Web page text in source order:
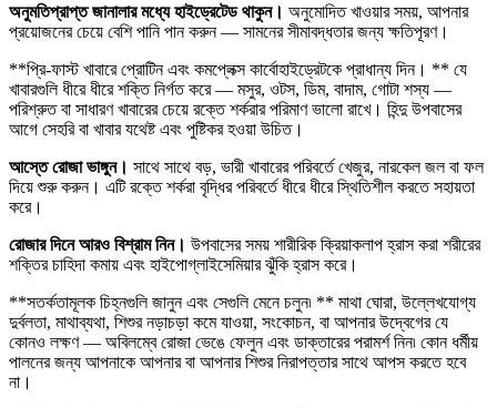
অনুমতিপ্রাপ্ত জানালার মধ্যে হাইড্রেটেড থাকুন। অনুমোদিত খাওয়ার সময়, আপনার
প্রয়োজনের চেয়ে বেশি পানি পান করুন — সামনের সীমাবদ্ধতার জন্য ক্ষতিপূরণ।
**প্রি-ফাস্ট খাবারে প্রোটিন এবং কমপ্লেক্স কার্বোহাইড্রেটকে প্রাধান্য দিন। ** যে
খাবারগুলি ধীরে ধীরে শক্তি নির্গত করে — মসুর, ওটস, ডিম, বাদাম, গোটা শস্য —
পরিশ্রুত বা সাধারণ খাবারের চেয়ে রক্তে শর্করার পরিমাণ ভালো রাখে। হিন্দু উপবাসের
আগে সেহরি বা খাবার যথেষ্ট এবং পুষ্টিকর হওয়া উচিত।
আস্তে রোজা ভাঙ্গুন। সাথে সাথে বড়, ভারী খাবারের পরিবর্তে খেজুর, নারকেল জল বা ফল
দিয়ে শুরু করুন। এটি রক্তে শর্করা বৃদ্ধির পরিবর্তে ধীরে ধীরে স্থিতিশীল করতে সহায়তা
করে।
রোজার দিনে আরও বিশ্রাম নিন। উপবাসের সময় শারীরিক ক্রিয়াকলাপ হ্রাস করা শরীরের
শক্তির চাহিদা কমায় এবং হাইপোগ্লাইসেমিয়ার ঝুঁকি হ্রাস করে।
**সতর্কতামূলক চিহ্নগুলি জানুন এবং সেগুলি মেনে চলুন৷ ** মাথা ঘোরা, উল্লেখযোগ্য
দুর্বলতা, মাথাব্যথা, শিশুর নড়াচড়া কমে যাওয়া, সংকোচন, বা আপনার উদ্বেগের যে
কোনও লক্ষণ — অবিলম্বে রোজা ভেঙে ফেলুন এবং ডাক্তারের পরামর্শ নিন৷ কোন ধর্মীয়
পালনের জন্য আপনাকে আপনার বা আপনার শিশুর নিরাপত্তার সাথে আপস করতে হবে
না।